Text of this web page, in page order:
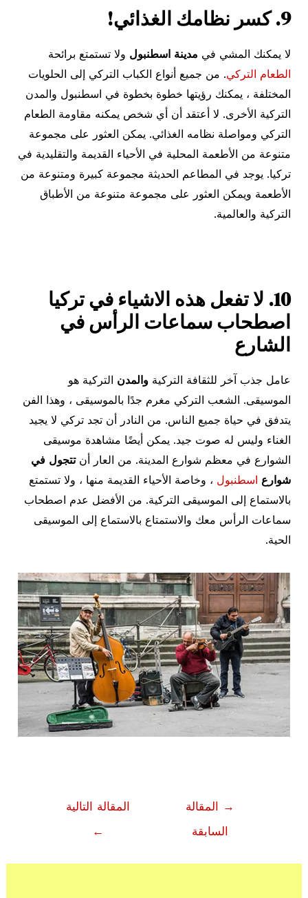
9. كسر نظامك الغذائي!
لا يمكنك المشي في مدينة اسطنبول ولا تستمتع برائحة
الطعام التركي. من جميع أنواع الكباب التركي إلى الحلويات
المختلفة ، يمكنك رؤيتها خطوة بخطوة في اسطنبول والمدن
التركية الأخرى. لا أعتقد أن أي شخص يمكنه مقاومة الطعام
التركي ومواصلة نظامه الغذائي. يمكن العثور على مجموعة
متنوعة من الأطعمة المحلية في الأحياء القديمة والتقليدية في
تركيا. يوجد في المطاعم الحديثة مجموعة كبيرة ومتنوعة من
الأطعمة ويمكن العثور على مجموعة متنوعة من الأطباق
التركية والعالمية.
10. لا تفعل هذه الاشياء في تركيا
اصطحاب سماعات الرأس في
الشارع
عامل جذب آخر للثقافة التركية والمدن التركية هو
الموسيقى. الشعب التركي مغرم جدًا بالموسيقى ، وهذا الفن
يتدفق في حياة جميع الناس. من النادر أن تجد تركي لا يجيد
الغناء وليس له صوت جيد. يمكن أيضًا مشاهدة موسيقى
الشوارع في معظم شوارع المدينة. من العار أنتتجول في
شوارع اسطنبول ، وخاصة الأحياء القديمة منها ، ولا تستمتع
بالاستماع إلى الموسيقى التركية. من الأفضل عدم اصطحاب
سماعات الرأس معك والاستمتاع بالاستماع إلى الموسيقى
الحية.
→
المقالة
السابقة
المقالة التالية
←